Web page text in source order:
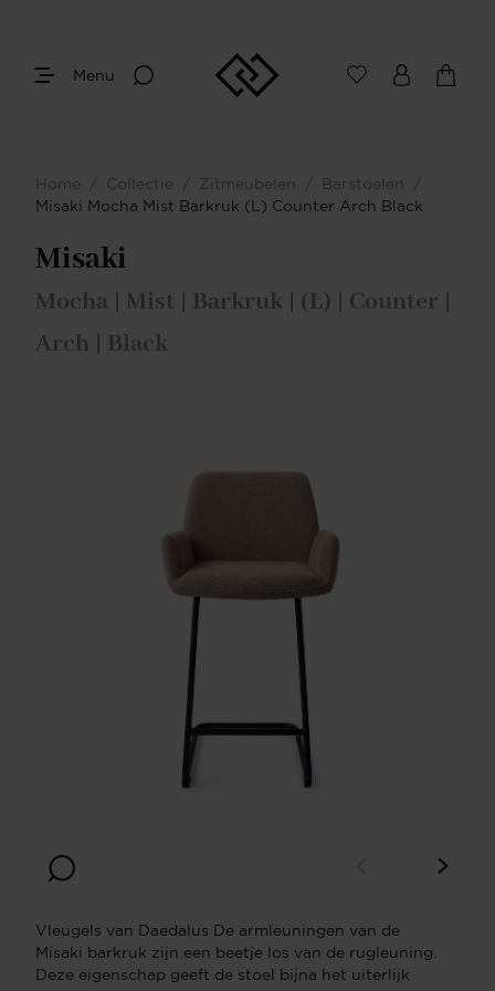
Menu
Home / Collectie / Zitmeubelen / Barstoelen
/
Misaki Mocha Mist Barkruk (L) Counter Arch Black
Misaki
Mocha | Mist | Barkruk | (L) | Counter |
Arch | Black
Vleugels van Daedalus De armleuningen van de
Misaki barkruk zijn een beetje los van de rugleuning.
Deze eigenschap geeft de stoel bijna het uiterlijk